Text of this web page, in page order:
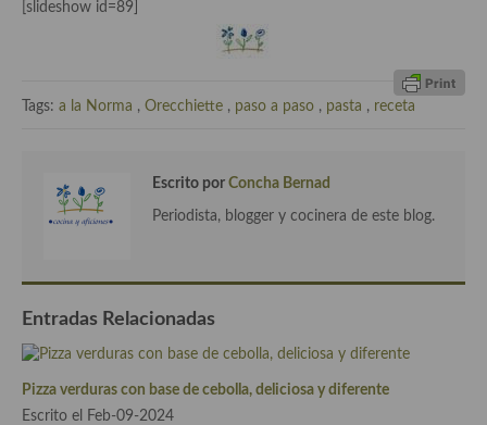
Cocina Azerí (Azerbaiyán)
Cocina de Tunez
Cocina Tailandesa
Cocina camboyana
Cocina Coreana
Cocina HIndú
[slideshow id=89]
Tags: a la Norma , Orecchiette , paso a paso , pasta , receta
Escrito por Concha Bernad
Periodista, blogger y cocinera de este blog.
Entradas Relacionadas
Pizza verduras con base de cebolla, deliciosa y diferente
Escrito el Feb-09-2024